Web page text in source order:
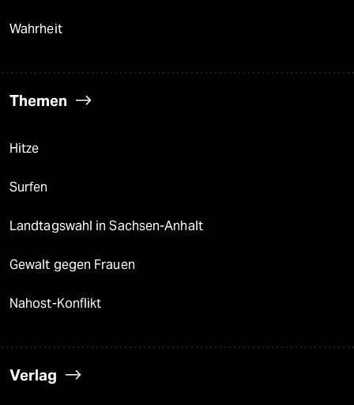
Wahrheit
Themen
Hitze
Surfen
Landtagswahl in Sachsen-Anhalt
Gewalt gegen Frauen
Nahost-Konflikt
Verlag